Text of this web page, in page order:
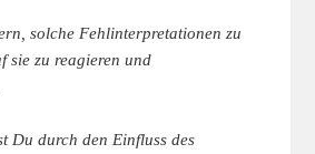
solche Fehlinterpretationen zu
sie zu reagieren und
Du durch den Einfluss des